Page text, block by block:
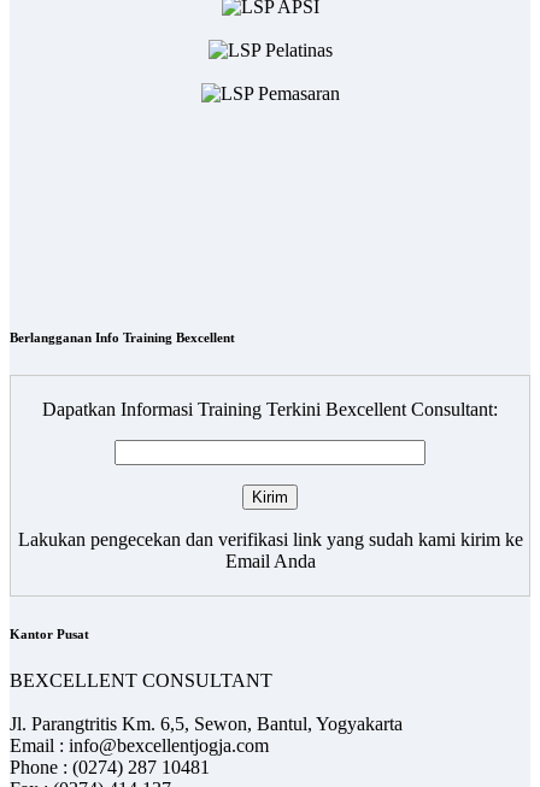
Berlangganan Info Training Bexcellent
Dapatkan Informasi Training Terkini Bexcellent Consultant:
Lakukan pengecekan dan verifikasi link yang sudah kami kirim ke
Email Anda
Kantor Pusat
BEXCELLENT CONSULTANT
Jl. Parangtritis Km. 6,5, Sewon, Bantul, Yogyakarta
Email : info@bexcellentjogja.com
Phone : (0274) 287 10481